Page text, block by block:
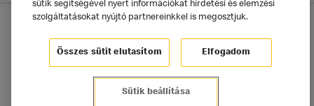
Adatkezelési tájékoztató
McDonald's Alkalmazás Sütik beállítása
©2025 McDonald's Magyarország
sütik segítségével nyert információkat hirdetési és elemzési
szolgáltatásokat nyújtó partnereinkkel is megosztjuk.
Összes sütit elutasítom Elfogadom
Sütik beállítása